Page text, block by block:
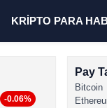
KRİPTO PARA
-0.06%
Pay
Bitcoin